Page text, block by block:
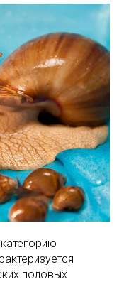
половых